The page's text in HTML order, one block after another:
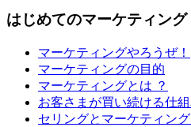
はじめてのマーケティン
マーケティングやろうぜ！
マーケティングの目的
マーケティングとは ？
お客さまが買い続ける仕
セリングとマーケティン